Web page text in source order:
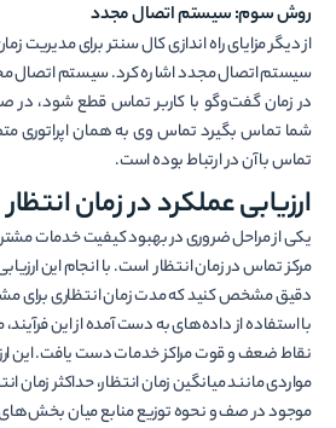
روش سوم: سیستم اتصال مجدد
از دیگر مزایای راه اندازی کال سنتر برای مدیریت
سیستم اتصال مجدد اشاره کرد. سیستم اتصال
در زمان گفت‌و‌گو با کاربر تماس قطع شود، در
شما تماس بگیرد تماس وی به همان اپراتوری
تماس با آن در ارتباط بوده است.
ارزیابی عملکرد در زمان انتظار
یکی از مراحل ضروری در بهبود کیفیت خدمات
مرکز تماس در زمان انتظار است. با انجام این
دقیق مشخص کنید که مدت زمان انتظاری برای
با استفاده از داده‌های به دست آمده از این
نقاط ضعف و قوت مراکز خدمات دست یافت. این
مواردی مانند میانگین زمان انتظار، حداکثر زمان
موجود در صف و نحوه توزیع منابع میان